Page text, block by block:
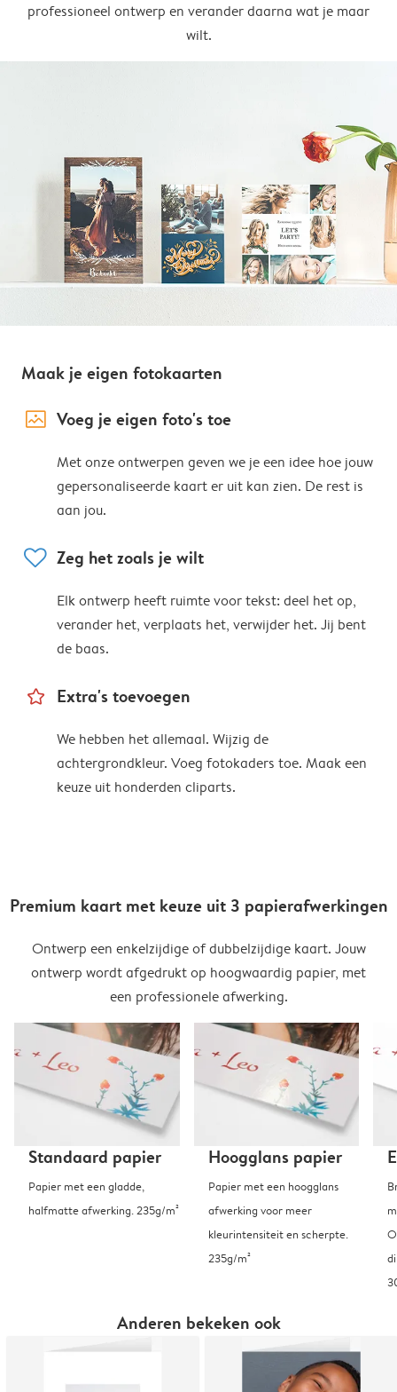
professioneel ontwerp en verander daarna wat je maar
wilt.
Maak je eigen fotokaarten
image_placeholder Voeg je eigen foto's toe
Met onze ontwerpen geven we je een idee hoe jouw
gepersonaliseerde kaart er uit kan zien. De rest is
aan jou.
heart Zeg het zoals je wilt
Elk ontwerp heeft ruimte voor tekst: deel het op,
verander het, verplaats het, verwijder het. Jij bent
de baas.
star_outline Extra's toevoegen
We hebben het allemaal. Wijzig de
achtergrondkleur. Voeg fotokaders toe. Maak een
keuze uit honderden cliparts.
Premium kaart met keuze uit 3 papierafwerkingen
Ontwerp een enkelzijdige of dubbelzijdige kaart. Jouw
ontwerp wordt afgedrukt op hoogwaardig papier, met
een professionele afwerking.
Standaard papier
Papier met een gladde,
halfmatte afwerking. 235g/m²
Hoogglans papier
Papier met een hoogglans
afwerking voor meer
kleurintensiteit en scherpte.
235g/m²
Anderen bekeken ook